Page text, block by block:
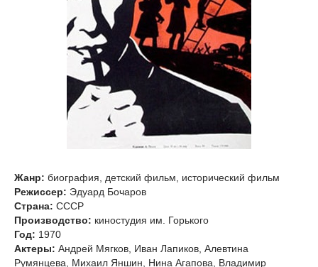
Жанр: биография, детский фильм, исторический фильм
Режиссер: Эдуард Бочаров
Страна: СССР
Производство: киностудия им. Горького
Год: 1970
Актеры: Андрей Мягков, Иван Лапиков, Алевтина
Румянцева, Михаил Яншин, Нина Агапова, Владимир